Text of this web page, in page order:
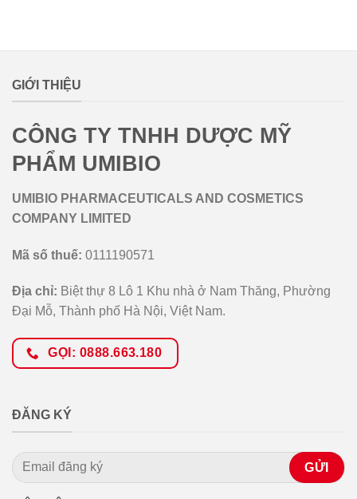
GIỚI THIỆU
CÔNG TY TNHH DƯỢC MỸ
PHẨM UMIBIO
UMIBIO PHARMACEUTICALS AND COSMETICS
COMPANY LIMITED
Mã số thuế: 0111190571
Địa chỉ: Biệt thự 8 Lô 1 Khu nhà ở Nam Thăng, Phường
Đại Mỗ, Thành phố Hà Nội, Việt Nam.
GỌI: 0888.663.180
ĐĂNG KÝ